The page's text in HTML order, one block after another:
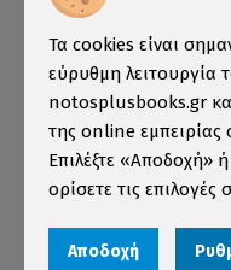
Ινστιτούτο ÖSD Ελλάδας
Πληροφορίες
Τρόποι Παραγγελίας
Τρόποι Πληρωμής
Τρόποι Αποστολής
Όροι χρήσης
Τα cookies είναι
εύρυθμη λειτουργία
notosplusbooks.gr
της online εμπειρίας
Επιλέξτε «Αποδοχή»
ορίσετε τις επιλογές
Αποδοχή